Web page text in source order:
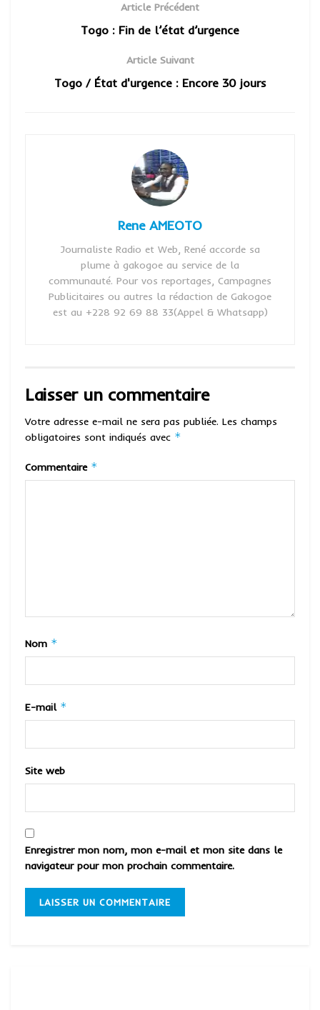
Article Précédent
Togo : Fin de l’état d’urgence
Article Suivant
Togo / État d'urgence : Encore 30 jours
Rene AMEOTO
Journaliste Radio et Web, René accorde sa
plume à gakogoe au service de la
communauté. Pour vos reportages, Campagnes
Publicitaires ou autres la rédaction de Gakogoe
est au +228 92 69 88 33(Appel & Whatsapp)
Laisser un commentaire
Votre adresse e-mail ne sera pas publiée. Les champs
obligatoires sont indiqués avec *
Commentaire *
Nom *
E-mail *
Site web
Enregistrer mon nom, mon e-mail et mon site dans le
navigateur pour mon prochain commentaire.